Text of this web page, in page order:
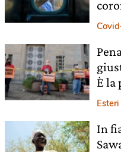
È la
Esteri
In